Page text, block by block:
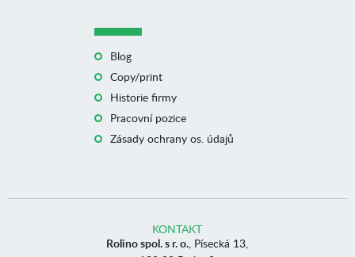
Blog
Copy/print
Historie firmy
Pracovní pozice
Zásady ochrany os. údajů
KONTAKT
Rolino spol. s r. o., Písecká 13,